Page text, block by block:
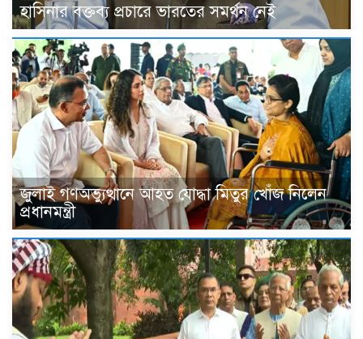
হাসিনার বক্তব্য প্রচারে ভারতের সমর্থন নেই
জুলাই গণঅভ্যুত্থানে আহত যোদ্ধা মিতুর খোঁজ নিলেন
প্রধানমন্ত্রী